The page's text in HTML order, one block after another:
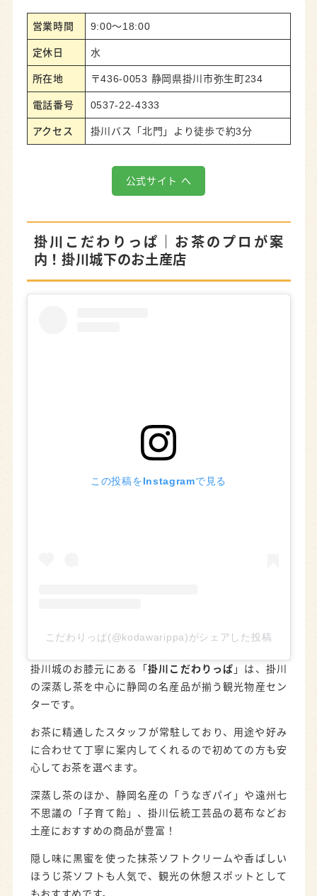
営業時間 9:00～18:00
定休日 水
所在地 〒436-0053 静岡県掛川市弥生町234
電話番号 0537-22-4333
アクセス 掛川バス「北門」より徒歩で約3分
公式サイト へ
掛川こだわりっぱ
｜お茶のプロが案
内！掛川城下のお土産店
この投稿をInstagramで見る
こだわりっぱ(@kodawarippa)がシェアした投稿
掛川城のお膝元にある「掛川こだわりっぱ 」は、掛川
の深蒸し茶を中心に静岡の名産品が揃う観光物産セン
ターです。
お茶に精通したスタッフが常駐しており、用途や好み
に合わせて丁寧に案内してくれるので初めての方も安
心してお茶を選べます。
深蒸し茶のほか、静岡名産の「うなぎパイ」や遠州七
不思議の「子育て飴」、掛川伝統工芸品の葛布などお
土産におすすめの商品が豊富！
隠し味に黒蜜を使った抹茶ソフトクリームや香ばしい
ほうじ茶ソフトも人気で、観光の休憩スポットとして
もおすすめです。